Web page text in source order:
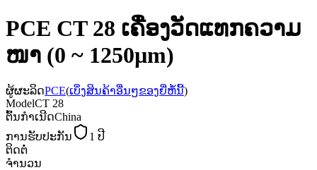
PCE CT 28 ເຄື່ອງວັດແທກຄວາມ
ໜາ (0 ~ 1250µm)
ຜູ້ຜະລິດPCE(ເບິ່ງສິນຄ້າອື່ນໆຂອງຍີ່ຫໍ້ນີ້)
ModelCT 28
ຕົ້ນກຳເນີດChina
ການຮັບປະກັນ
1 ປີ
ຕິດຕໍ່
ຈຳນວນ